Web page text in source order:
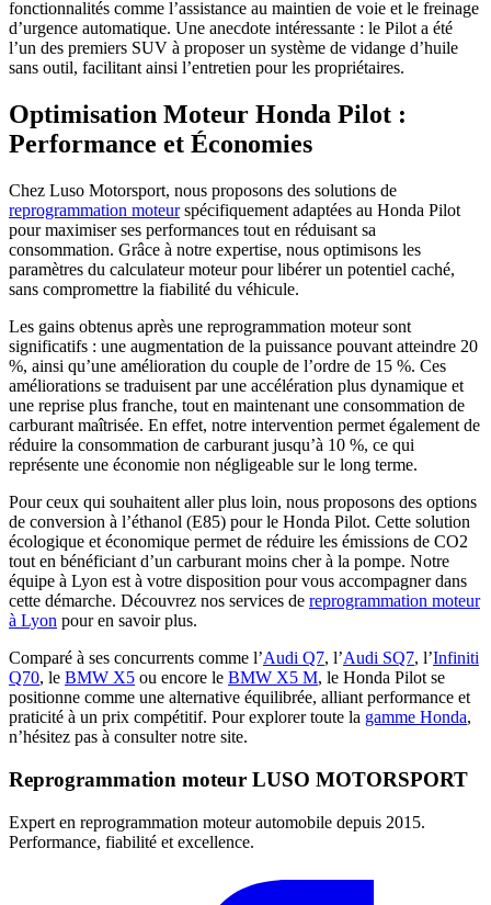
fonctionnalités comme l’assistance au maintien de voie et le freinage
d’urgence automatique. Une anecdote intéressante : le Pilot a été
l’un des premiers SUV à proposer un système de vidange d’huile
sans outil, facilitant ainsi l’entretien pour les propriétaires.
Optimisation Moteur Honda Pilot :
Performance et Économies
Chez Luso Motorsport, nous proposons des solutions de
reprogrammation moteurspécifiquement adaptées au Honda Pilot
pour maximiser ses performances tout en réduisant sa
consommation. Grâce à notre expertise, nous optimisons les
paramètres du calculateur moteur pour libérer un potentiel caché,
sans compromettre la fiabilité du véhicule.
Les gains obtenus après une reprogrammation moteur sont
significatifs : une augmentation de la puissance pouvant atteindre 20
%, ainsi qu’une amélioration du couple de l’ordre de 15 %. Ces
améliorations se traduisent par une accélération plus dynamique et
une reprise plus franche, tout en maintenant une consommation de
carburant maîtrisée. En effet, notre intervention permet également de
réduire la consommation de carburant jusqu’à 10 %, ce qui
représente une économie non négligeable sur le long terme.
Pour ceux qui souhaitent aller plus loin, nous proposons des options
de conversion à l’éthanol (E85) pour le Honda Pilot. Cette solution
écologique et économique permet de réduire les émissions de CO2
tout en bénéficiant d’un carburant moins cher à la pompe. Notre
équipe à Lyon est à votre disposition pour vous accompagner dans
cette démarche. Découvrez nos services de reprogrammation moteur
à Lyon pour en savoir plus.
Comparé à ses concurrents comme l’Audi Q7, l’Audi SQ7, l’Infiniti
Q70, le BMW X5 ou encore le BMW X5 M, le Honda Pilot se
positionne comme une alternative équilibrée, alliant performance et
praticité à un prix compétitif. Pour explorer toute la gamme Honda,
n’hésitez pas à consulter notre site.
Reprogrammation moteur LUSO MOTORSPORT
Expert en reprogrammation moteur automobile depuis 2015.
Performance, fiabilité et excellence.